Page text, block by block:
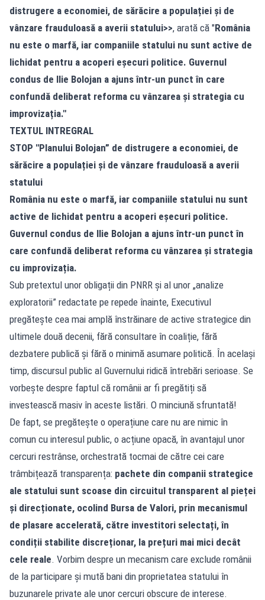
distrugere a economiei, de sărăcire a populației și de
vânzare frauduloasă a averii statului>>, arată că "România
nu este o marfă, iar companiile statului nu sunt active de
lichidat pentru a acoperi eșecuri politice. Guvernul
condus de Ilie Bolojan a ajuns într-un punct în care
confundă deliberat reforma cu vânzarea și strategia cu
improvizația."
TEXTUL INTREGRAL
STOP "Planului Bolojan” de distrugere a economiei, de
sărăcire a populației și de vânzare frauduloasă a averii
statului
România nu este o marfă, iar companiile statului nu sunt
active de lichidat pentru a acoperi eșecuri politice.
Guvernul condus de Ilie Bolojan a ajuns într-un punct în
care confundă deliberat reforma cu vânzarea și strategia
cu improvizația.
Sub pretextul unor obligații din PNRR și al unor „analize
exploratorii” redactate pe repede înainte, Executivul
pregătește cea mai amplă înstrăinare de active strategice din
ultimele două decenii, fără consultare în coaliție, fără
dezbatere publică și fără o minimă asumare politică. În același
timp, discursul public al Guvernului ridică întrebări serioase. Se
vorbește despre faptul că românii ar fi pregătiți să
investească masiv în aceste listări. O minciună sfruntată!
De fapt, se pregătește o operațiune care nu are nimic în
comun cu interesul public, o acțiune opacă, în avantajul unor
cercuri restrânse, orchestrată tocmai de către cei care
trâmbițează transparența: pachete din companii strategice
ale statului sunt scoase din circuitul transparent al pieței
și direcționate, ocolind Bursa de Valori, prin mecanismul
de plasare accelerată, către investitori selectați, în
condiții stabilite discreționar, la prețuri mai mici decât
cele reale. Vorbim despre un mecanism care exclude românii
de la participare și mută bani din proprietatea statului în
buzunarele private ale unor cercuri obscure de interese.